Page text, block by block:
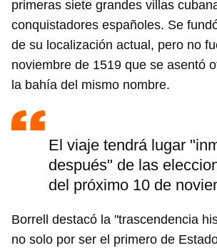
primeras siete grandes villas
conquistadores españoles. Se
de su localización actual, pero no
noviembre de 1519 que se asentó
la bahía del mismo nombre.
El viaje tendrá lugar
después" de las
del próximo 10 de
Borrell destacó la "trascendencia
no solo por ser el primero de